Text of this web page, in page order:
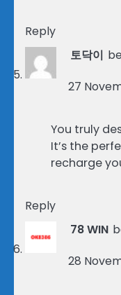
Reply
토닥이
27
You truly
It’s the
recharge
Reply
78 WIN
28